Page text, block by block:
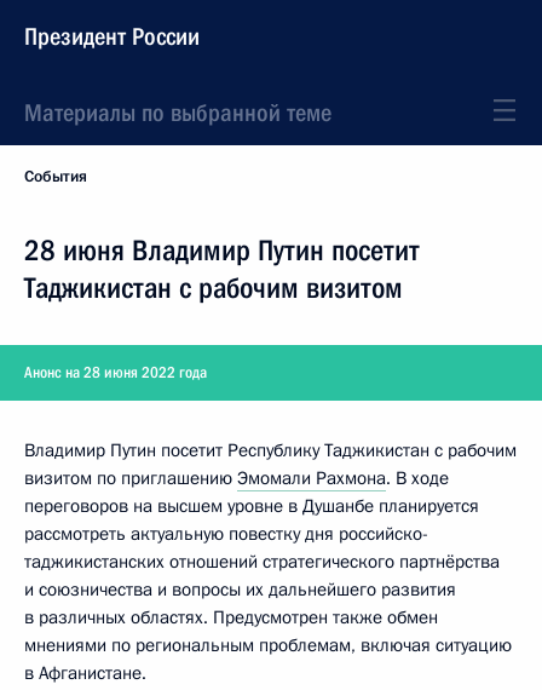
Президент России
Материалы по выбранной теме
События
28 июня Владимир Путин посетит
Таджикистан с рабочим визитом
Анонс на 28 июня 2022 года
Владимир Путин посетит Республику Таджикистан с рабочим
визитом по приглашению Эмомали Рахмона. В ходе
переговоров на высшем уровне в Душанбе планируется
рассмотреть актуальную повестку дня рос­сийско-
таджикистанских отношений стратегического партнёрства
и союзничества и вопросы их дальнейшего развития
в различных областях. Предусмотрен также обмен
мнениями по региональным проблемам, включая ситуацию
в Афганистане.